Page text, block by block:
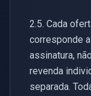
2.5. Cada
corresponde
assinatura,
revenda
separada.